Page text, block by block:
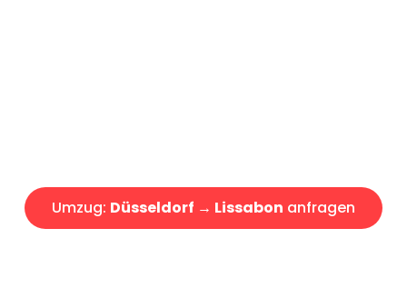
Umzug: Düsseldorf → Lissabon anfragen